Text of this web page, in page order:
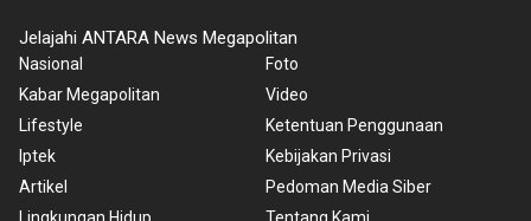
Jelajahi ANTARA News Megapolitan
Nasional
Kabar Megapolitan
Lifestyle
Iptek
Artikel
Foto
Video
Ketentuan Penggunaan
Kebijakan Privasi
Pedoman Media Siber